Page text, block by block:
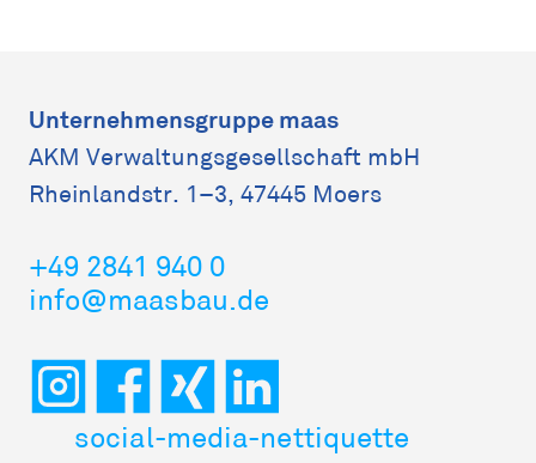
Unternehmensgruppe maas
AKM Verwaltungs­gesellschaft mbH
Rheinlandstr. 1–3, 47445 Moers
+49 2841 940 0
info@maasbau.de
social-media-nettiquette